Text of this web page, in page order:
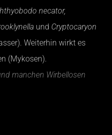
necator,
und Cryptocaryon
Weiterhin wirkt es
(Mykosen).
manchen Wirbellosen